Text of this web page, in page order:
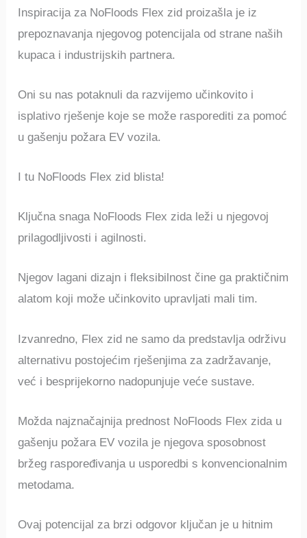
Inspiracija za NoFloods Flex zid proizašla je iz
prepoznavanja njegovog potencijala od strane naših
kupaca i industrijskih partnera.
Oni su nas potaknuli da razvijemo učinkovito i
isplativo rješenje koje se može rasporediti za pomoć
u gašenju požara EV vozila.
I tu NoFloods Flex zid blista!
Ključna snaga NoFloods Flex zida leži u njegovoj
prilagodljivosti i agilnosti.
Njegov lagani dizajn i fleksibilnost čine ga praktičnim
alatom koji može učinkovito upravljati mali tim.
Izvanredno, Flex zid ne samo da predstavlja održivu
alternativu postojećim rješenjima za zadržavanje,
već i besprijekorno nadopunjuje veće sustave.
Možda najznačajnija prednost NoFloods Flex zida u
gašenju požara EV vozila je njegova sposobnost
bržeg raspoređivanja u usporedbi s konvencionalnim
metodama.
Ovaj potencijal za brzi odgovor ključan je u hitnim